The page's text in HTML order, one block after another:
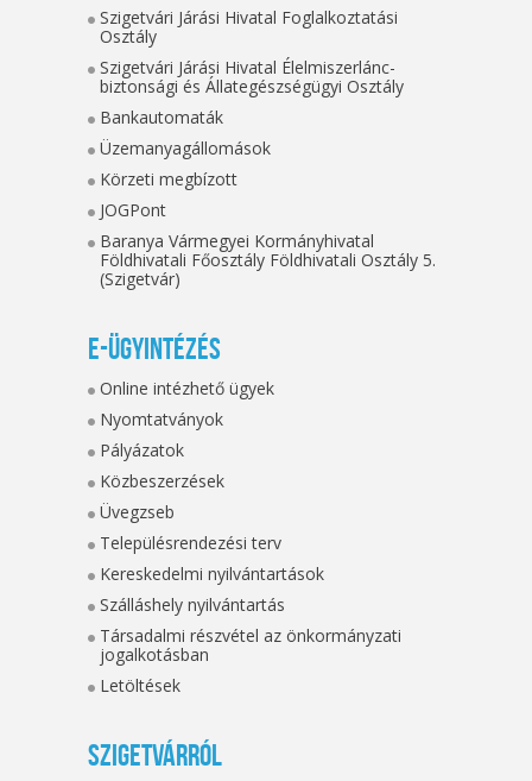
Szigetvári Járási Hivatal Foglalkoztatási
Osztály
Szigetvári Járási Hivatal Élelmiszerlánc-
biztonsági és Állategészségügyi Osztály
Bankautomaták
Üzemanyagállomások
Körzeti megbízott
JOGPont
Baranya Vármegyei Kormányhivatal
Földhivatali Főosztály Földhivatali Osztály 5.
(Szigetvár)
E-ügyintézés
Online intézhető ügyek
Nyomtatványok
Pályázatok
Közbeszerzések
Üvegzseb
Településrendezési terv
Kereskedelmi nyilvántartások
Szálláshely nyilvántartás
Társadalmi részvétel az önkormányzati
jogalkotásban
Letöltések
Szigetvárról